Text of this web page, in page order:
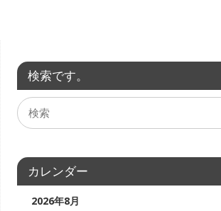
検索です。
カレンダー
2026年8月